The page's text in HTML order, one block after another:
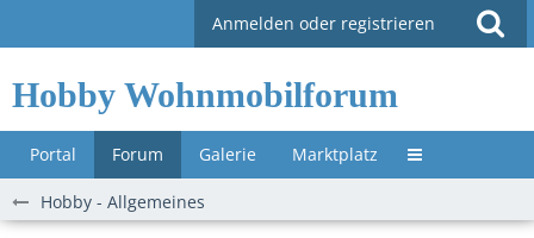
Anmelden oder registrieren
Hobby Wohnmobilforum
Portal Forum Galerie Marktplatz Untermenü »
Hobby - Allgemeines